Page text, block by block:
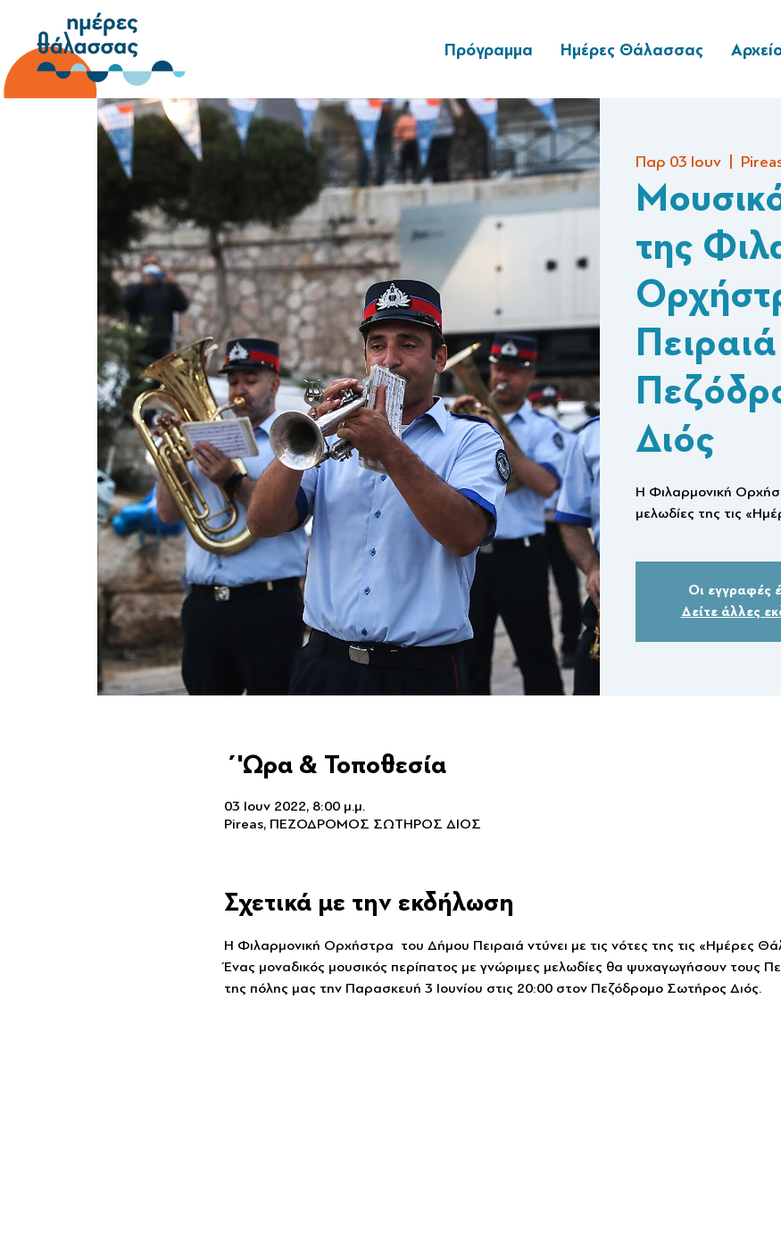
Πρόγραμμα Ημέρες Θάλασσας
Παρ 03 Ιουν
της
Διός
Η Φιλαρμονική
μελωδίες της τις
Οι εγγραφές
Δείτε άλλες
΄'Ωρα & Τοποθεσία
03 Ιουν 2022, 8:00 μ.μ.
Pireas, ΠΕΖΟΔΡΟΜΟΣ ΣΩΤΗΡΟΣ ΔΙΟΣ
Σχετικά με την εκδήλωση
Η Φιλαρμονική Ορχήστρα  του Δήμου Πειραιά ντύνει με τις νότες της τις «Ημέρες
Ένας μοναδικός μουσικός περίπατος με γνώριμες μελωδίες θα ψυχαγωγήσουν τους
της πόλης μας την Παρασκευή 3 Ιουνίου στις 20:00 στον Πεζόδρομο Σωτήρος Διός.